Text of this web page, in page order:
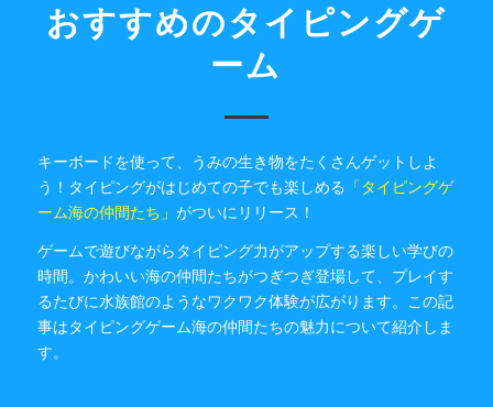
おすすめのタイピングゲ
ーム
キーボードを使って、うみの生き物をたくさんゲットしよ
う！タイピングがはじめての子でも楽しめる 「タイピングゲ
ーム海の仲間たち」 がついにリリース！
ゲームで遊びながらタイピング力がアップする楽しい学びの
時間。かわいい海の仲間たちがつぎつぎ登場して、プレイす
るたびに水族館のようなワクワク体験が広がります。この記
事はタイピングゲーム海の仲間たちの魅力について紹介しま
す。